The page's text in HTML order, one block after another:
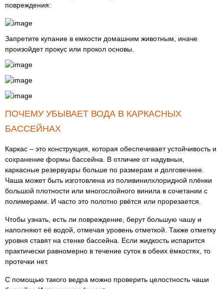
повреждения:
Запретите купание в емкости домашним животным, иначе
произойдет прокус или прокол основы.
ПОЧЕМУ УБЫВАЕТ ВОДА В КАРКАСНЫХ
БАССЕЙНАХ
Каркас – это конструкция, которая обеспечивает устойчивость и
сохранение формы бассейна. В отличие от надувных,
каркасные резервуары больше по размерам и долговечнее.
Чаша может быть изготовлена из поливинилхлоридной плёнки
большой плотности или многослойного винила в сочетании с
полимерами. И часто это полотно рвётся или прорезается.
Чтобы узнать, есть ли повреждение, берут большую чашу и
наполняют её водой, отмечая уровень отметкой. Также отметку
уровня ставят на стенке бассейна. Если жидкость испарится
практически равномерно в течение суток в обеих ёмкостях, то
протечки нет.
С помощью такого ведра можно проверить целостность чаши